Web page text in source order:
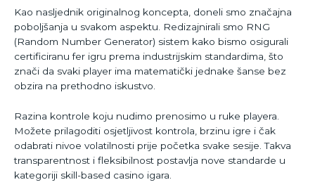
Kao nasljednik originalnog koncepta, doneli smo značajna
poboljšanja u svakom aspektu. Redizajnirali smo RNG
(Random Number Generator) sistem kako bismo osigurali
certificiranu fer igru prema industrijskim standardima, što
znači da svaki player ima matematički jednake šanse bez
obzira na prethodno iskustvo.
Razina kontrole koju nudimo prenosimo u ruke playera.
Možete prilagoditi osjetljivost kontrola, brzinu igre i čak
odabrati nivoe volatilnosti prije početka svake sesije. Takva
transparentnost i fleksibilnost postavlja nove standarde u
kategoriji skill-based casino igara.